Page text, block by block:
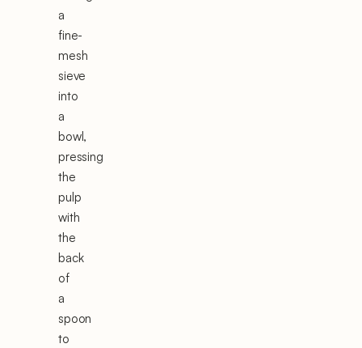
a
fine-
mesh
sieve
into
a
bowl,
pressing
the
pulp
with
the
back
of
a
spoon
to